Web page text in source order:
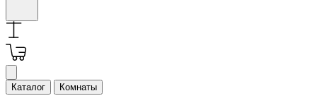
Каталог Комнаты